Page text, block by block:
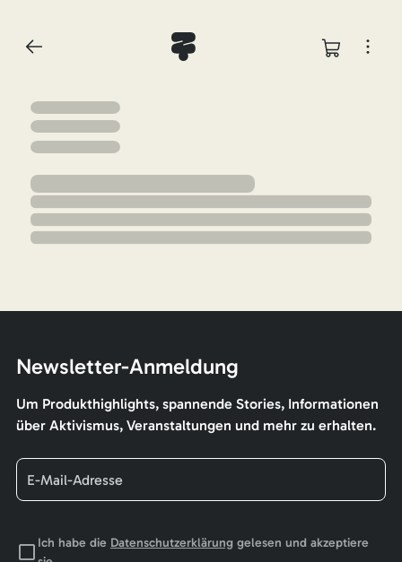
Newsletter-Anmeldung
Um Produkthighlights, spannende Stories, Informationen
über Aktivismus, Veranstaltungen und mehr zu erhalten.
Ich habe die Datenschutzerklärunggelesen und akzeptiere